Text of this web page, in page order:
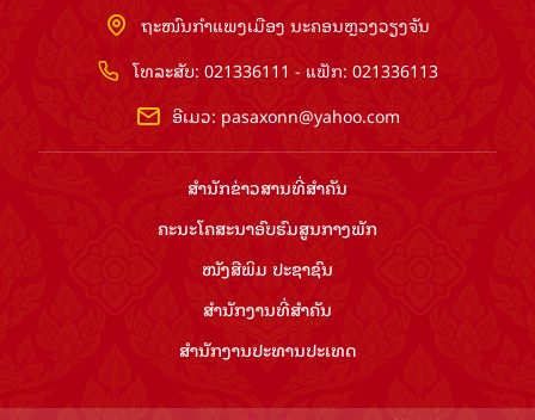
ຖະໜົນກຳແພງເມືອງ ນະຄອນຫຼວງວຽງຈັນ
ໂທລະສັບ: 021336111 - ແຟັກ: 021336113
ອີເມວ: pasaxonn@yahoo.com
ສຳ​ນັກ​ຂ່າວ​ສານ​ທີ່​ສຳ​ຄັນ​
ຄະນະໂຄສະນາອົບຮົມ​ສູນ​ກາງ​ພັກ
ໜັງສືພິມ ປະ​ຊາ​ຊົນ
ສຳ​ນັກ​ງານ​ທີ່​ສຳ​ຄັນ
ສຳ​ນັກ​ງານ​ປະ​ທານ​ປະ​ເທດ